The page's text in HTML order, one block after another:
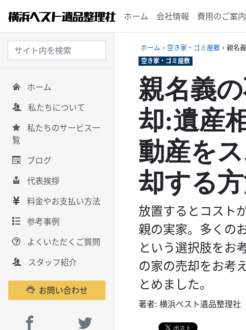
ホーム 会社情報 費用のご案内
ホーム
私たちについて
私たちのサービス一
覧
ブログ
代表挨拶
料金やお支払い方法
参考事例
よくいただくご質問
スタッフ紹介
お問い合わせ
ホーム › 空き家・ゴミ屋敷 › 親名
空き家・ゴミ屋敷
親名義
却:遺産
動産を
却する
放置するとコスト
親の実家。多くの
という選択肢をお
の家の売却をお考
とめました。
著者： 横浜ベスト遺品整理社